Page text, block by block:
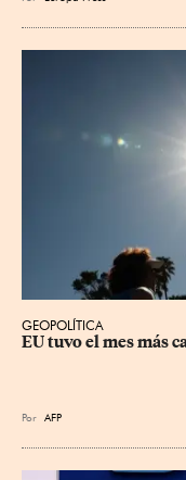
GEOPOLÍTICA
EU tuvo el mes más
Por AFP